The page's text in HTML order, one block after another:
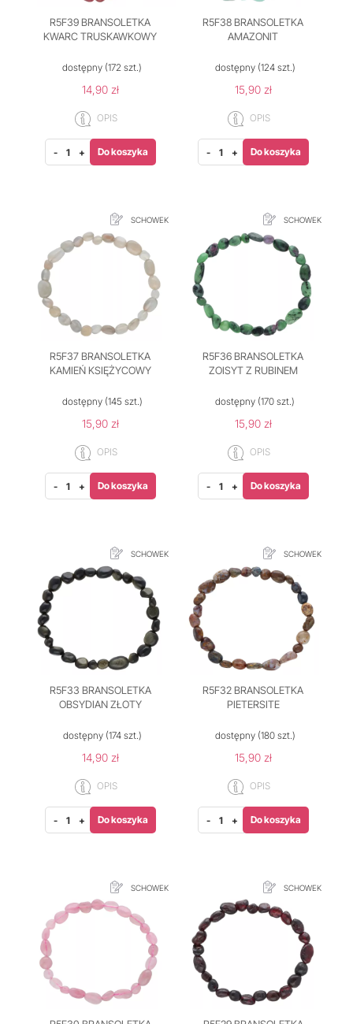
R5F39 BRANSOLETKA
KWARC TRUSKAWKOWY
dostępny (172 szt.)
14,90 zł
OPIS
- + Do koszyka
R5F38 BRANSOLETKA
AMAZONIT
dostępny(124 szt.)
15,90 zł
OPIS
- + Do koszyka
SCHOWEK
R5F37 BRANSOLETKA
KAMIEŃ KSIĘŻYCOWY
dostępny(145 szt.)
15,90 zł
OPIS
- + Do koszyka
SCHOWEK
R5F36 BRANSOLETKA
ZOISYT Z RUBINEM
dostępny (170 szt.)
15,90 zł
OPIS
- + Do koszyka
SCHOWEK
R5F33 BRANSOLETKA
OBSYDIAN ZŁOTY
dostępny(174 szt.)
14,90 zł
OPIS
- + Do koszyka
SCHOWEK
R5F32 BRANSOLETKA
PIETERSITE
dostępny(180 szt.)
15,90 zł
OPIS
- + Do koszyka
SCHOWEK SCHOWEK